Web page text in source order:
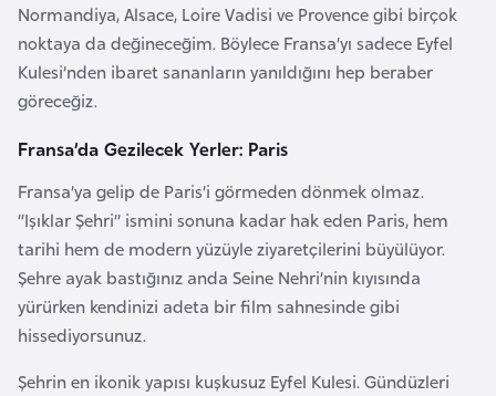
Normandiya, Alsace, Loire Vadisi ve Provence gibi birçok
noktaya da değineceğim. Böylece Fransa’yı sadece Eyfel
Kulesi’nden ibaret sananların yanıldığını hep beraber
göreceğiz.
Fransa’da Gezilecek Yerler: Paris
Fransa’ya gelip de Paris’i görmeden dönmek olmaz.
“Işıklar Şehri” ismini sonuna kadar hak eden Paris, hem
tarihi hem de modern yüzüyle ziyaretçilerini büyülüyor.
Şehre ayak bastığınız anda Seine Nehri’nin kıyısında
yürürken kendinizi adeta bir film sahnesinde gibi
hissediyorsunuz.
Şehrin en ikonik yapısı kuşkusuz Eyfel Kulesi. Gündüzleri
y
c
B
a
h
r
e
y